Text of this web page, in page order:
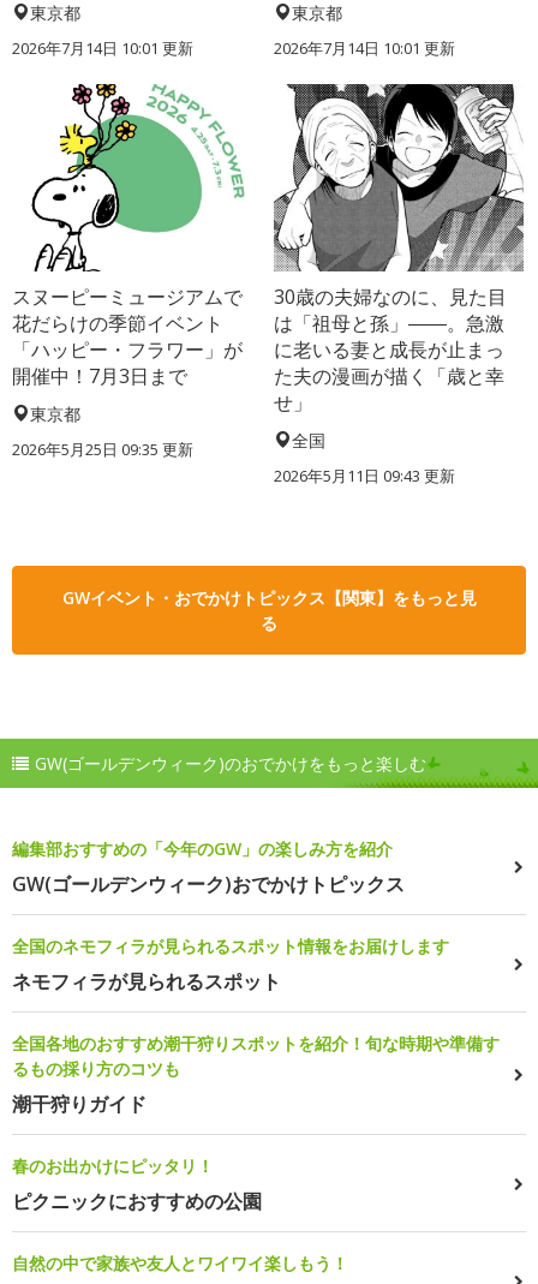
東京都
2026年7月14日 10:01 更新
東京都
2026年7月14日 10:01 更新
スヌーピーミュージアムで
花だらけの季節イベント
「ハッピー・フラワー」が
開催中！7月3日まで
東京都
2026年5月25日 09:35 更新
30歳の夫婦なのに、見た目
は「祖母と孫」――。急激
に老いる妻と成長が止まっ
た夫の漫画が描く「歳と幸
せ」
全国
2026年5月11日 09:43 更新
GWイベント・おでかけトピックス【関東】をもっと見
る
GW(ゴールデンウィーク)のおでかけをもっと楽しむ
編集部おすすめの「今年のGW」の楽しみ方を紹介
GW(ゴールデンウィーク)おでかけトピックス
全国のネモフィラが見られるスポット情報をお届けします
ネモフィラが見られるスポット
全国各地のおすすめ潮干狩りスポットを紹介！旬な時期や準備す
るもの採り方のコツも
潮干狩りガイド
春のお出かけにピッタリ！
ピクニックにおすすめの公園
自然の中で家族や友人とワイワイ楽しもう！